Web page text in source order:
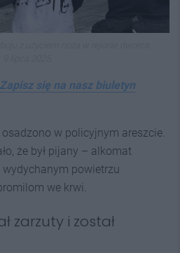
się na nasz biuletyn
w policyjnym areszcie.
że był pijany – alkomat
powietrzu
we krwi.
zarzuty i został